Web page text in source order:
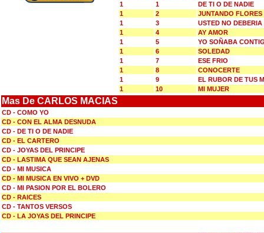
1 1
DE TI O DE NADIE
1
2
JUNTANDO FLORES
1
3
USTED NO DEBERIA
1
4
AY AMOR
1
5
YO SOÑABA
1
6
SOLEDAD
1
7
ESE FRIO
1
8
CONOCERTE
1
9
EL RUBOR DE TUS
1
10 MI MUJER
Mas De CARLOS MACIAS
CD - COMO YO
CD - CON EL ALMA DESNUDA
CD - DE TI O DE NADIE
CD - EL CARTERO
CD - JOYAS DEL PRINCIPE
CD - LASTIMA QUE SEAN AJENAS
CD - MI MUSICA
CD - MI MUSICA EN VIVO + DVD
CD - MI PASION POR EL BOLERO
CD - RAICES
CD - TANTOS VERSOS
CD - LA JOYAS DEL PRINCIPE